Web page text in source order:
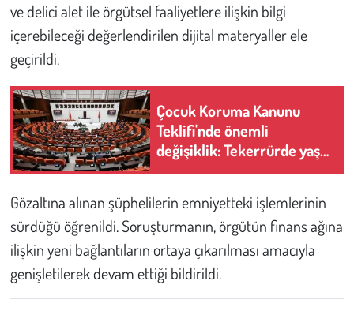
ve delici alet ile örgütsel faaliyetlere ilişkin bilgi
içerebileceği değerlendirilen dijital materyaller ele
geçirildi.
Çocuk Koruma Kanunu
Teklifi'nde önemli
değişiklik: Tekerrürde yaş
sınırı 18 olarak kaldı
Gözaltına alınan şüphelilerin emniyetteki işlemlerinin
sürdüğü öğrenildi. Soruşturmanın, örgütün finans ağına
ilişkin yeni bağlantıların ortaya çıkarılması amacıyla
genişletilerek devam ettiği bildirildi.